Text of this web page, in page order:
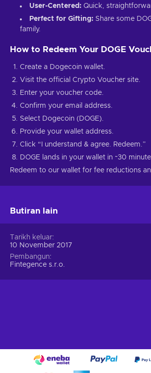
User-Centered: Quick,
Perfect for Gifting: Share some
family.
How to Redeem Your DOGE
Create a Dogecoin wallet.
Visit the official Crypto Voucher site.
Enter your voucher code.
Confirm your email address.
Select Dogecoin (DOGE).
Provide your wallet address.
Click “I understand & agree. Redeem.”
DOGE lands in your wallet in ~30
Redeem to our wallet for fee reductions
Butiran lain
Tarikh keluar
10 November 2017
Pembangun
Fintegence s.r.o.